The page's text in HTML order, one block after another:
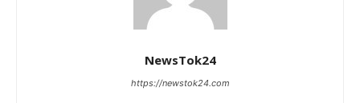
NewsTok24
https://newstok24.com